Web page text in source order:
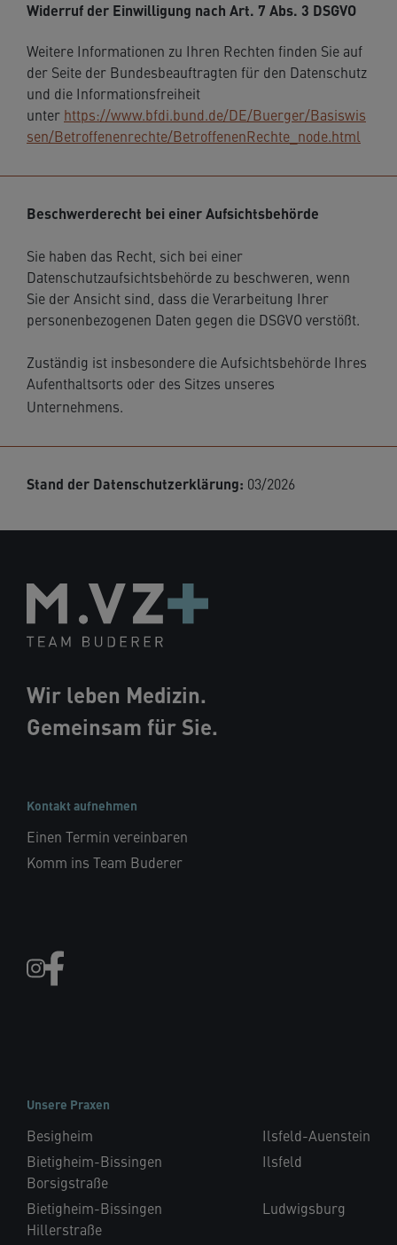
Widerruf der Einwilligung nach Art. 7 Abs. 3 DSGVO
Weitere Informationen zu Ihren Rechten finden Sie auf
der Seite der Bundesbeauftragten für den Datenschutz
und die Informationsfreiheit
unter https://www.bfdi.bund.de/DE/Buerger/Basiswis
sen/Betroffenenrechte/BetroffenenRechte_node.html
Beschwerderecht bei einer Aufsichtsbehörde
Sie haben das Recht, sich bei einer
Datenschutzaufsichtsbehörde zu beschweren, wenn
Sie der Ansicht sind, dass die Verarbeitung Ihrer
personenbezogenen Daten gegen die DSGVO verstößt.
Zuständig ist insbesondere die Aufsichtsbehörde Ihres
Aufenthaltsorts oder des Sitzes unseres
Unternehmens.
Stand der Datenschutzerklärung: 03/2026
Wir leben Medizin.
Gemeinsam für Sie.
Kontakt aufnehmen
Einen Termin vereinbaren
Komm ins Team Buderer
Unsere Praxen
Besigheim
Bietigheim-Bissingen
Borsigstraße
Bietigheim-Bissingen
Hillerstraße
Ilsfeld-Auenstein
Ilsfeld
Ludwigsburg